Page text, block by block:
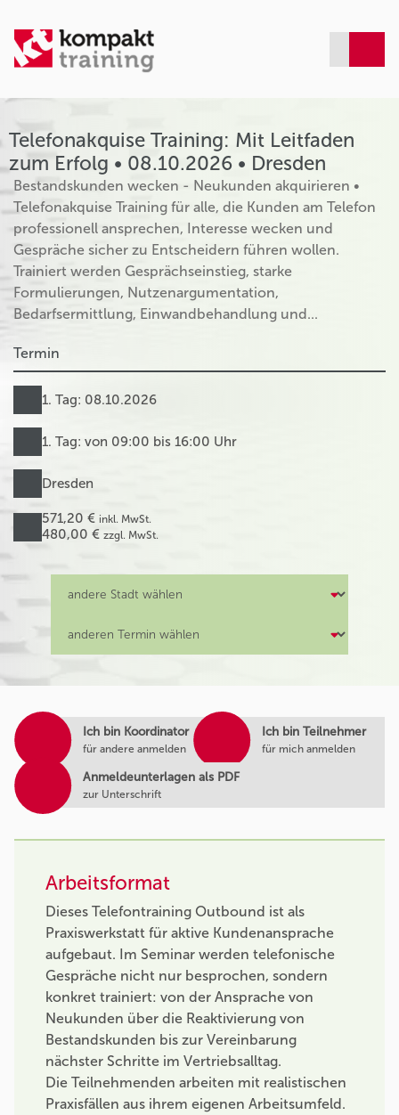
Telefonakquise Training: Mit Leitfaden
zum Erfolg • 08.10.2026 • Dresden
Bestandskunden wecken - Neukunden akquirieren •
Telefonakquise Training für alle, die Kunden am Telefon
professionell ansprechen, Interesse wecken und
Gespräche sicher zu Entscheidern führen wollen.
Trainiert werden Gesprächseinstieg, starke
Formulierungen, Nutzenargumentation,
Bedarfsermittlung, Einwandbehandlung und...
Termin
1. Tag: 08.10.2026
1. Tag: von 09:00 bis 16:00 Uhr
Dresden
571,20 € inkl. MwSt.
480,00 € zzgl. MwSt.
Arbeitsformat
Dieses Telefontraining Outbound ist als
Praxiswerkstatt für aktive Kundenansprache
aufgebaut. Im Seminar werden telefonische
Gespräche nicht nur besprochen, sondern
konkret trainiert: von der Ansprache von
Neukunden über die Reaktivierung von
Bestandskunden bis zur Vereinbarung
nächster Schritte im Vertriebsalltag.
Die Teilnehmenden arbeiten mit realistischen
Praxisfällen aus ihrem eigenen Arbeitsumfeld.
Ich bin Koordinator
für andere anmelden
Ich bin Teilnehmer
für mich anmelden
Anmeldeunterlagen als PDF
zur Unterschrift